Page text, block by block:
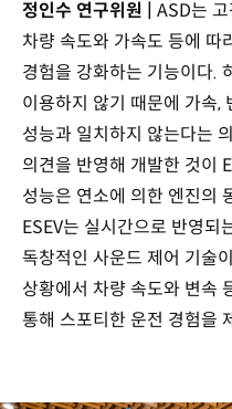
정인수 연구위원 |
ASD는
차량 속도와 가속도 등에 따
경험을 강화하는 기능이다.
이용하지 않기 때문에 가속,
성능과 일치하지 않는다는
의견을 반영해 개발한 것이
성능은 연소에 의한 엔진의
ESEV는 실시간으로 반영되
독창적인 사운드 제어 기술
상황에서 차량 속도와 변속
통해 스포티한 운전 경험을